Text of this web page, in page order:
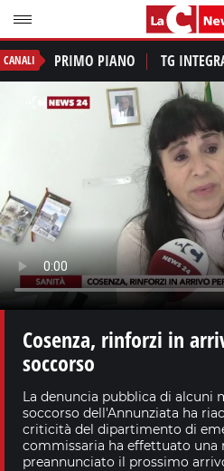
CANALI PRIMO PIANO TG
Cosenza, rinforzi in
soccorso
La denuncia pubblica di alcuni
soccorso dell'Annunziata ha
criticità del dipartimento di
commissaria ha effettuato una
preannunciato il prossimo